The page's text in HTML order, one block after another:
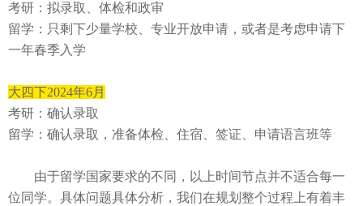
考研：拟录取、体检和政审
留学：只剩下少量学校、专业开放申请，或者是考虑申请下
一年春季⼊学
⼤四下2024年6⽉
考研：确认录取
留学：确认录取，准备体检、住宿、签证、申请语⾔班等
由于留学国家要求的不同，以上时间节点并不适合每一
位同学。具体问题具体分析，我们在规划整个过程上有着丰